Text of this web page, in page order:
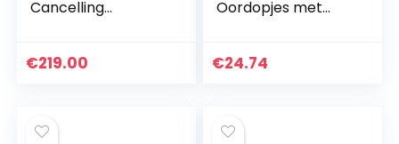
Cancelling
Draadloze Over-
€219.00
Oordopjes met
In-Ear Koptelefoon
€24.74